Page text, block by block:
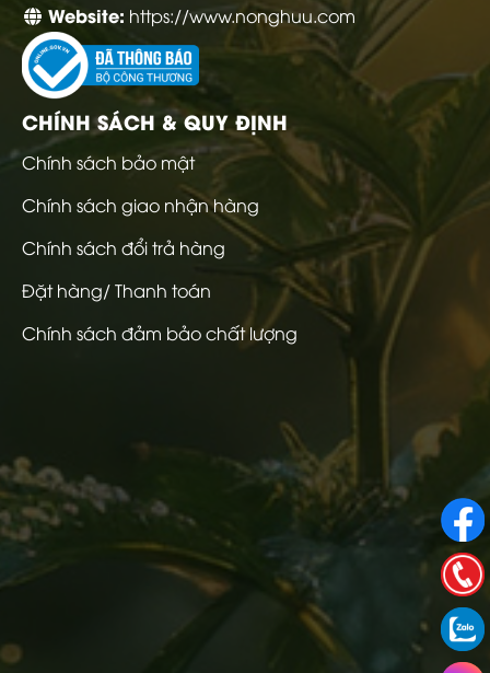
Website: https://www.nonghuu.com
CHÍNH SÁCH & QUY ĐỊNH
Chính sách bảo mật
Chính sách giao nhận hàng
Chính sách đổi trả hàng
Đặt hàng/ Thanh toán
Chính sách đảm bảo chất lượng